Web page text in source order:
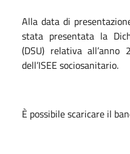
Alla data di
stata presentata la
(DSU) relativa
dell’ISEE sociosanitario.
È possibile scaricare il